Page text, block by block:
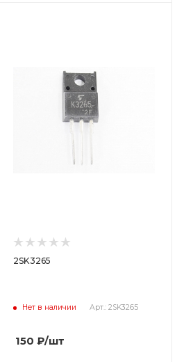
2SK3265
Нет в наличии Арт.: 2SK3265
150 ₽/шт